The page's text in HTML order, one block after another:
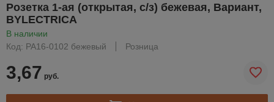
Розетка 1-ая (открытая, с/з) бежевая, Вариант,
BYLECTRICA
В наличии
Код: РА16-0102 бежевый
Розница
3,67 руб.